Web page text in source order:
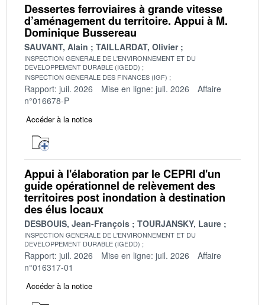
Dessertes ferroviaires à grande vitesse
d’aménagement du territoire. Appui à M.
Dominique Bussereau
SAUVANT, Alain TAILLARDAT, Olivier
INSPECTION GENERALE DE L'ENVIRONNEMENT ET DU
DEVELOPPEMENT DURABLE (IGEDD)
INSPECTION GENERALE DES FINANCES (IGF)
Rapport: juil. 2026 Mise en ligne: juil. 2026
Affaire
n°016678-P
Accéder à la notice
Appui à l'élaboration par le CEPRI d'un
guide opérationnel de relèvement des
territoires post inondation à destination
des élus locaux
DESBOUIS, Jean-François TOURJANSKY, Laure
INSPECTION GENERALE DE L'ENVIRONNEMENT ET DU
DEVELOPPEMENT DURABLE (IGEDD)
Rapport: juil. 2026 Mise en ligne: juil. 2026
Affaire
n°016317-01
Accéder à la notice